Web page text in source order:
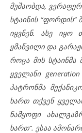
მუშაობდა,
სტაინის “ფორდის”
იყვნენ. ასე იყო
ყმაწვილი და
როცა მის სტაინმა
ყველანი
პატრონმა
ხართ თქვენ
ნამყოფი
ხართ”. ესაა